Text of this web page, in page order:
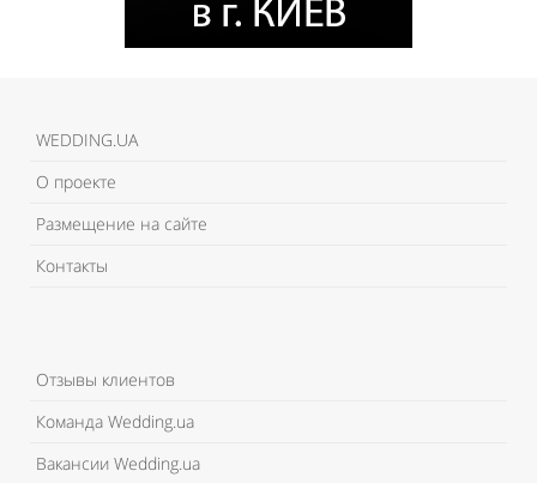
WEDDING.UA
О проекте
Размещение на сайте
Контакты
Отзывы клиентов
Команда Wedding.ua
Вакансии Wedding.ua